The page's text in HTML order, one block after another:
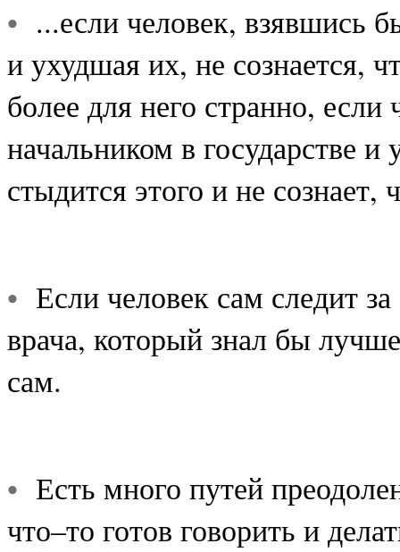
• ...если человек, взявшись
и ухудшая их, не сознается,
более для него странно,
начальником в государстве
стыдится этого и не
• Если человек сам следит
врача, который знал бы
сам.
• Есть много путей
что–то готов говорить и